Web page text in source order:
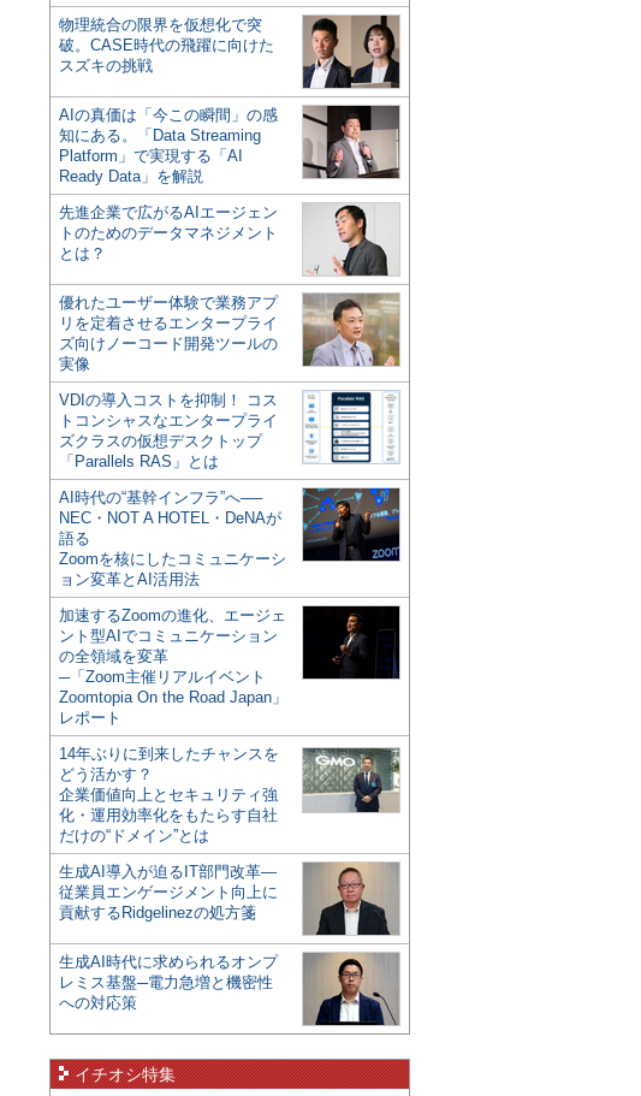
物理統合の限界を仮想化で突
破。CASE時代の飛躍に向けた
スズキの挑戦
AIの真価は「今この瞬間」の感
知にある。「Data Streaming
Platform」で実現する「AI
Ready Data」を解説
先進企業で広がるAIエージェン
トのためのデータマネジメント
とは？
優れたユーザー体験で業務アプ
リを定着させるエンタープライ
ズ向けノーコード開発ツールの
実像
VDIの導入コストを抑制！ コス
トコンシャスなエンタープライ
ズクラスの仮想デスクトップ
「Parallels RAS」とは
AI時代の“基幹インフラ”へ──
NEC・NOT A HOTEL・DeNAが
語る
Zoomを核にしたコミュニケーシ
ョン変革とAI活用法
加速するZoomの進化、エージェ
ント型AIでコミュニケーション
の全領域を変革
─「Zoom主催リアルイベント
Zoomtopia On the Road Japan」
レポート
14年ぶりに到来したチャンスを
どう活かす？
企業価値向上とセキュリティ強
化・運用効率化をもたらす自社
だけの“ドメイン”とは
生成AI導入が迫るIT部門改革―
従業員エンゲージメント向上に
貢献するRidgelinezの処方箋
生成AI時代に求められるオンプ
レミス基盤─電力急増と機密性
への対応策
イチオシ特集